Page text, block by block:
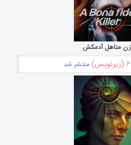
زن متاهل آدمکش
۶ (زیرنویس) منتشر شد